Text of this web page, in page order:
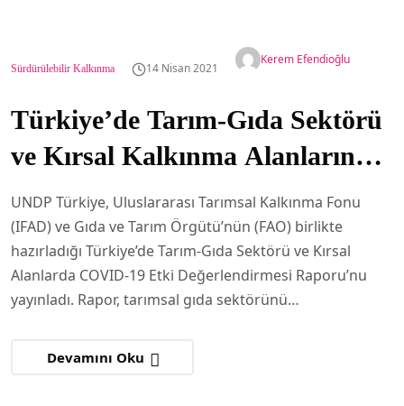
Sürdürülebilir Kalkınma 14 Nisan 2021
Kerem Efendioğlu
Türkiye’de Tarım-Gıda Sektörü
ve Kırsal Kalkınma Alanlarında
COVID-19 Hızlı Etki
Değerlendirmesi Raporu
yayınlandı
UNDP Türkiye, Uluslararası Tarımsal Kalkınma Fonu
(IFAD) ve Gıda ve Tarım Örgütü’nün (FAO) birlikte
hazırladığı Türkiye’de Tarım-Gıda Sektörü ve Kırsal
Alanlarda COVID-19 Etki Değerlendirmesi Raporu’nu
yayınladı. Rapor, tarımsal gıda sektörünü…
Devamını Oku